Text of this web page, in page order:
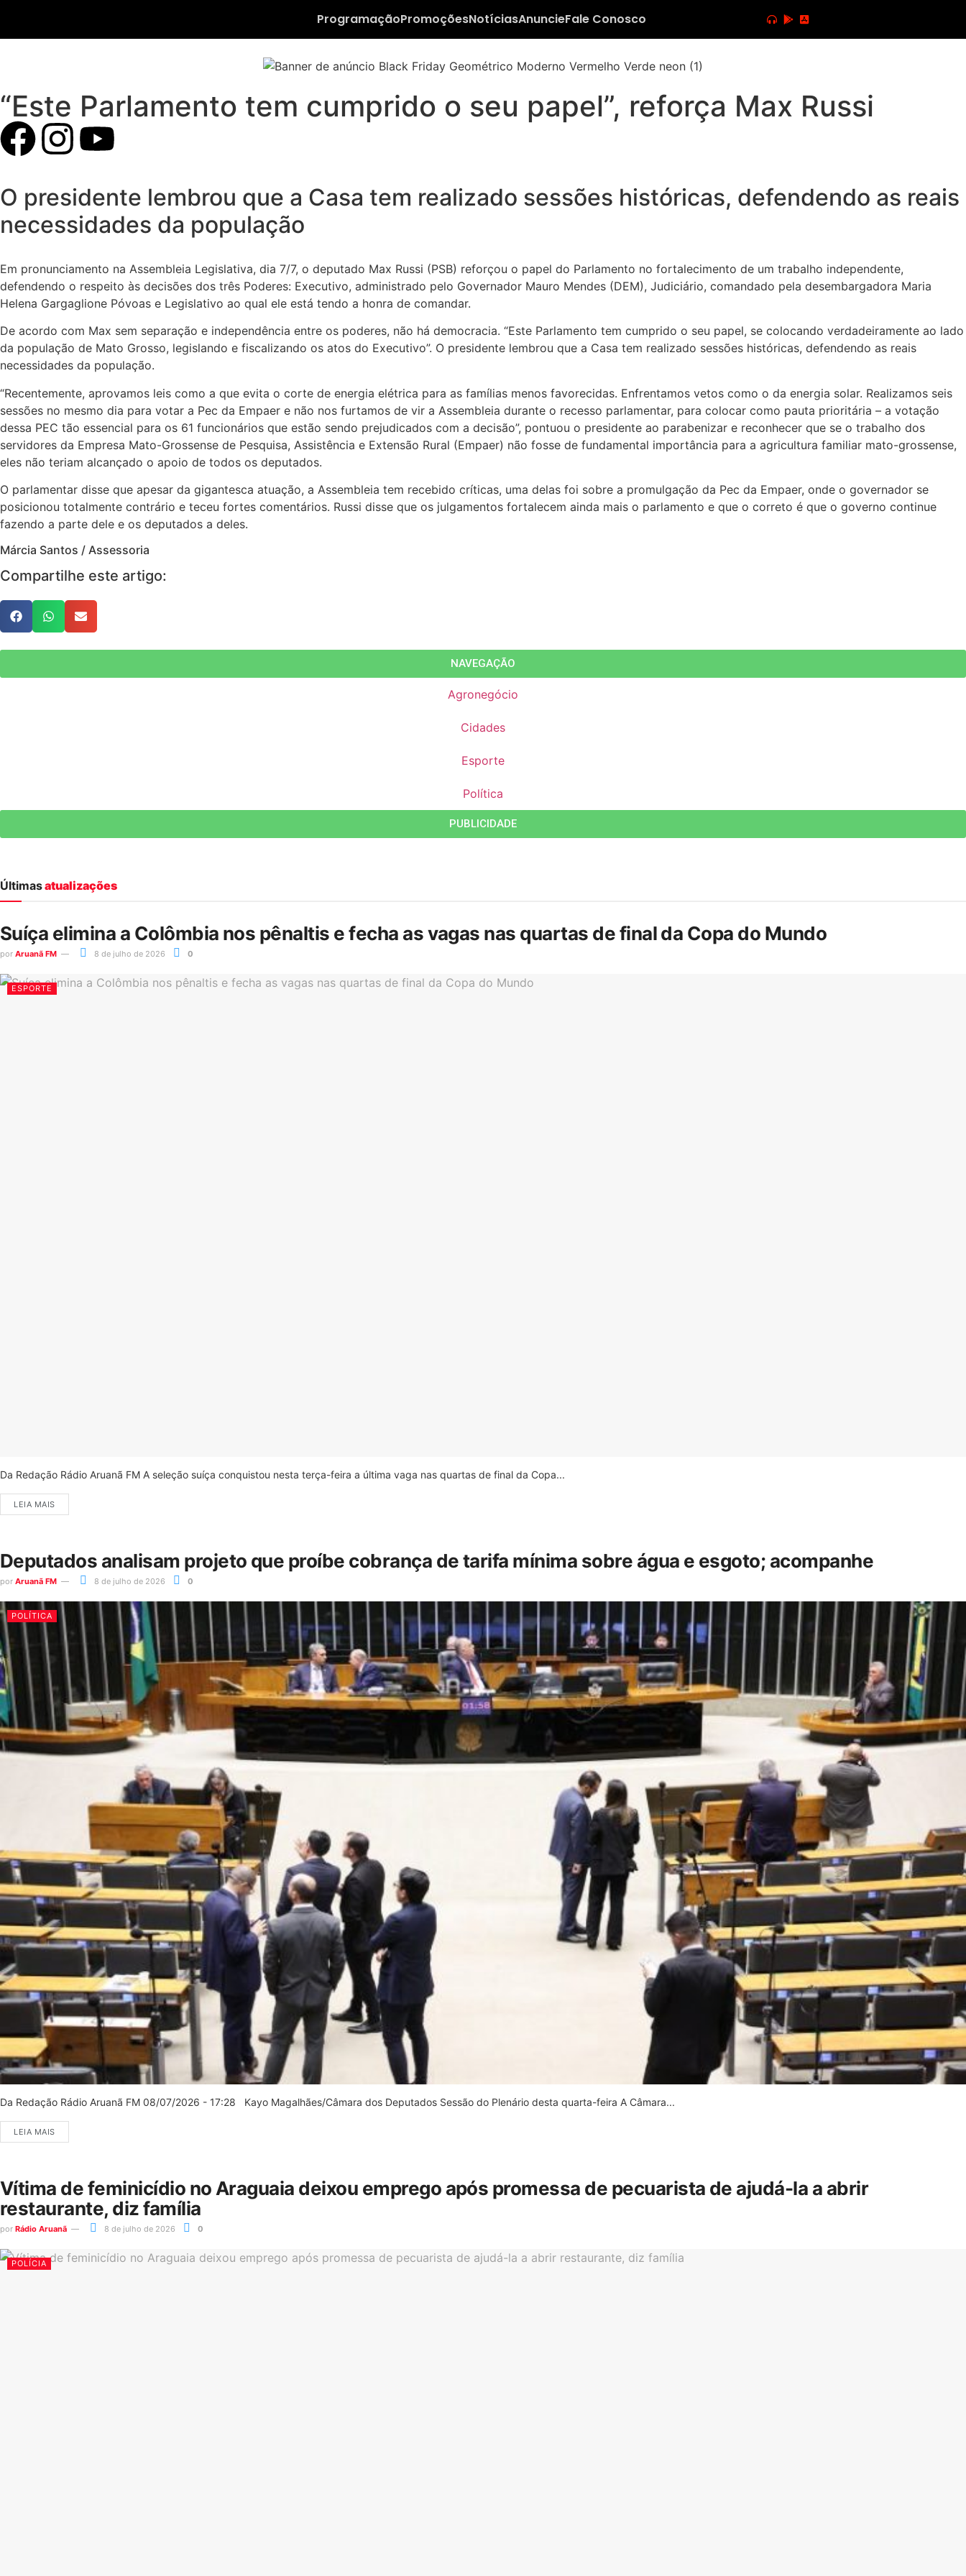
ProgramaçãoPromoçõesNotíciasAnuncieFale Conosco
“Este Parlamento tem cumprido o seu papel”, reforça Max Russi
O presidente lembrou que a Casa tem realizado sessões históricas, defendendo as reais
necessidades da população
Em pronunciamento na Assembleia Legislativa, dia 7/7, o deputado Max Russi (PSB) reforçou o papel do Parlamento no fortalecimento de um trabalho independente,
defendendo o respeito às decisões dos três Poderes: Executivo, administrado pelo Governador Mauro Mendes (DEM), Judiciário, comandado pela desembargadora Maria
Helena Gargaglione Póvoas e Legislativo ao qual ele está tendo a honra de comandar.
De acordo com Max sem separação e independência entre os poderes, não há democracia. “Este Parlamento tem cumprido o seu papel, se colocando verdadeiramente ao lado
da população de Mato Grosso, legislando e fiscalizando os atos do Executivo”. O presidente lembrou que a Casa tem realizado sessões históricas, defendendo as reais
necessidades da população.
“Recentemente, aprovamos leis como a que evita o corte de energia elétrica para as famílias menos favorecidas. Enfrentamos vetos como o da energia solar. Realizamos seis
sessões no mesmo dia para votar a Pec da Empaer e não nos furtamos de vir a Assembleia durante o recesso parlamentar, para colocar como pauta prioritária – a votação
dessa PEC tão essencial para os 61 funcionários que estão sendo prejudicados com a decisão”, pontuou o presidente ao parabenizar e reconhecer que se o trabalho dos
servidores da Empresa Mato-Grossense de Pesquisa, Assistência e Extensão Rural (Empaer) não fosse de fundamental importância para a agricultura familiar mato-grossense,
eles não teriam alcançado o apoio de todos os deputados.
O parlamentar disse que apesar da gigantesca atuação, a Assembleia tem recebido críticas, uma delas foi sobre a promulgação da Pec da Empaer, onde o governador se
posicionou totalmente contrário e teceu fortes comentários. Russi disse que os julgamentos fortalecem ainda mais o parlamento e que o correto é que o governo continue
fazendo a parte dele e os deputados a deles.
Márcia Santos / Assessoria
Compartilhe este artigo:
NAVEGAÇÃO
Agronegócio
Cidades
Esporte
Política
PUBLICIDADE
Últimasatualizações
Suíça elimina a Colômbia nos pênaltis e fecha as vagas nas quartas de final da Copa do Mundo
por Aruanã FM 8 de julho de 2026 0
ESPORTE
Da Redação Rádio Aruanã FM A seleção suíça conquistou nesta terça-feira a última vaga nas quartas de final da Copa...
LEIA MAIS
Deputados analisam projeto que proíbe cobrança de tarifa mínima sobre água e esgoto; acompanhe
por Aruanã FM 8 de julho de 2026 0
POLÍTICA
Da Redação Rádio Aruanã FM 08/07/2026 - 17:28 Kayo Magalhães/Câmara dos Deputados Sessão do Plenário desta quarta-feira A Câmara...
LEIA MAIS
Vítima de feminicídio no Araguaia deixou emprego após promessa de pecuarista de ajudá-la a abrir
restaurante, diz família
por Rádio Aruanã 8 de julho de 2026 0
POLÍCIA